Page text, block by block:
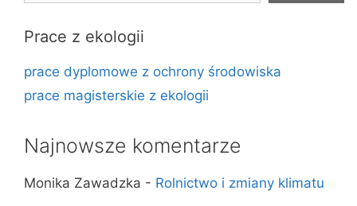
Prace z ekologii
prace dyplomowe z ochrony środowiska
prace magisterskie z ekologii
Najnowsze komentarze
Monika Zawadzka - Rolnictwo i zmiany klimatu